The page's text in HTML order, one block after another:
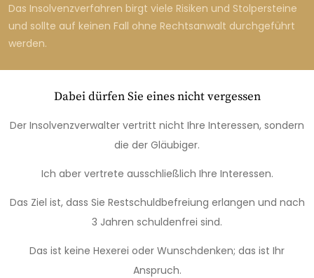
Das Insolvenzverfahren birgt viele Risiken und Stolpersteine
und sollte auf keinen Fall ohne Rechtsanwalt durchgeführt
werden.
Dabei dürfen Sie eines nicht vergessen
Der Insolvenzverwalter vertritt nicht Ihre Interessen, sondern
die der Gläubiger.
Ich aber vertrete ausschließlich Ihre Interessen.
Das Ziel ist, dass Sie Restschuldbefreiung erlangen und nach
3 Jahren schuldenfrei sind.
Das ist keine Hexerei oder Wunschdenken; das ist Ihr
Anspruch.